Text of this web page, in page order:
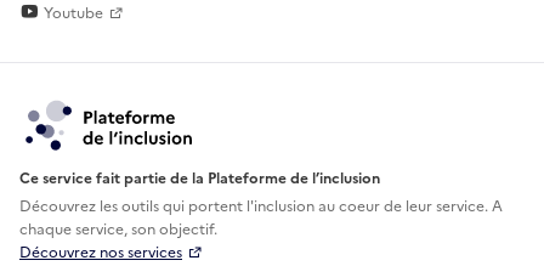
Youtube
Ce service fait partie de la Plateforme de l’inclusion
Découvrez les outils qui portent l'inclusion aucoeur de leur service. A
chaque service, son objectif.
Découvrez nos services